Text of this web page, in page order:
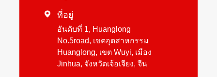
 ที่อยู่
อันดับที่ 1, Huanglong
No.5road, เขตอุตสาหกรรม
Huanglong, เขต Wuyi, เมือง
Jinhua, จังหวัดเจ้อเจียง, จีน